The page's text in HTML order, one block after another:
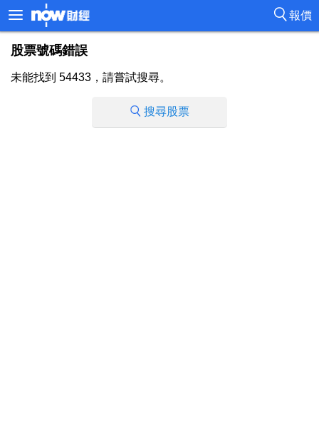
報價
股票號碼錯誤
未能找到 54433，請嘗試搜尋。
搜尋股票